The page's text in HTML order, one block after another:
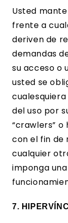
Usted
frente a
deriven de
demandas
su acceso o
usted se
del uso por
“crawlers”
con el fin de
cualquier
imponga
7.